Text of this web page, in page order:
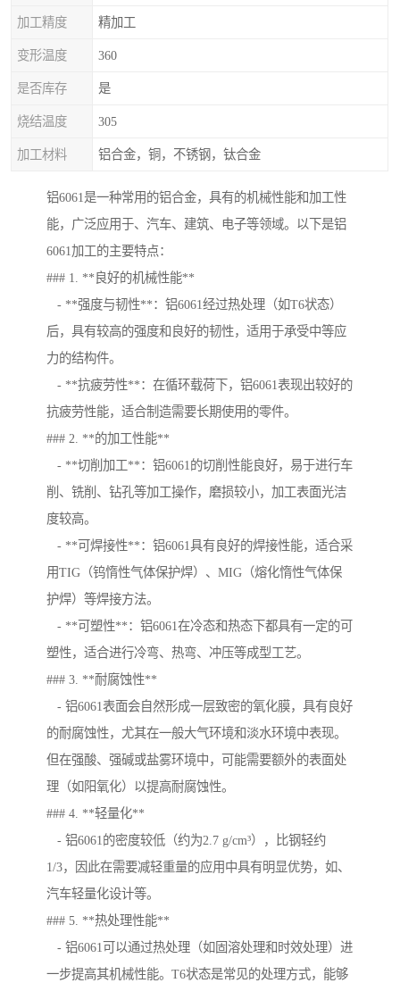
加工精度 精加工
变形温度 360
是否库存 是
烧结温度 305
加工材料 铝合金，铜，不锈钢，钛合金
铝6061是一种常用的铝合金，具有的机械性能和加工性
能，广泛应用于、汽车、建筑、电子等领域。以下是铝
6061加工的主要特点：
### 1. **良好的机械性能**
- **强度与韧性**：铝6061经过热处理（如T6状态）
后，具有较高的强度和良好的韧性，适用于承受中等应
力的结构件。
- **抗疲劳性**：在循环载荷下，铝6061表现出较好的
抗疲劳性能，适合制造需要长期使用的零件。
### 2. **的加工性能**
- **切削加工**：铝6061的切削性能良好，易于进行车
削、铣削、钻孔等加工操作，磨损较小，加工表面光洁
度较高。
- **可焊接性**：铝6061具有良好的焊接性能，适合采
用TIG（钨惰性气体保护焊）、MIG（熔化惰性气体保
护焊）等焊接方法。
- **可塑性**：铝6061在冷态和热态下都具有一定的可
塑性，适合进行冷弯、热弯、冲压等成型工艺。
### 3. **耐腐蚀性**
- 铝6061表面会自然形成一层致密的氧化膜，具有良好
的耐腐蚀性，尤其在一般大气环境和淡水环境中表现。
但在强酸、强碱或盐雾环境中，可能需要额外的表面处
理（如阳氧化）以提高耐腐蚀性。
### 4. **轻量化**
- 铝6061的密度较低（约为2.7 g/cm³），比钢轻约
1/3，因此在需要减轻重量的应用中具有明显优势，如、
汽车轻量化设计等。
### 5. **热处理性能**
- 铝6061可以通过热处理（如固溶处理和时效处理）进
一步提高其机械性能。T6状态是常见的处理方式，能够